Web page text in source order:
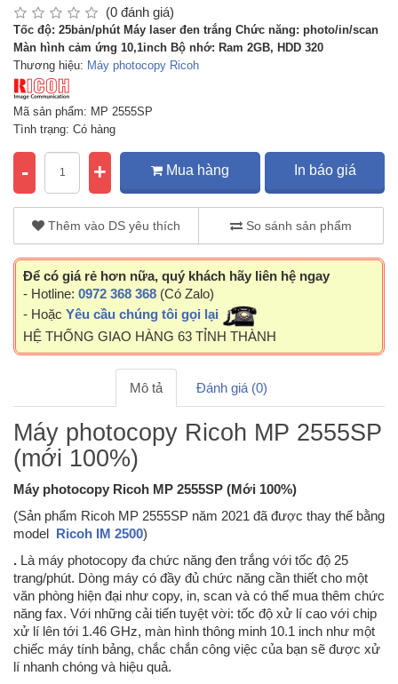
(0 đánh giá)
Tốc độ: 25bản/phút Máy laser đen trắng Chức năng: photo/in/scan
Màn hình cảm ứng 10,1inch Bộ nhớ: Ram 2GB, HDD 320
Thương hiệu: Máy photocopy Ricoh
Mã sản phẩm: MP 2555SP
Tình trạng: Có hàng
- + Mua hàng In báo giá
Thêm vào DS yêu thích So sánh sản phẩm
Để có giá rẻ hơn nữa, quý khách hãy liên hệ ngay
- Hotline: 0972 368 368 (Có Zalo)
- Hoặc Yêu cầu chúng tôi gọi lại
HỆ THỐNG GIAO HÀNG 63 TỈNH THÀNH
Mô tả Đánh giá (0)
Máy photocopy Ricoh MP 2555SP
(mới 100%)
Máy photocopy Ricoh MP 2555SP (Mới 100%)
(Sản phẩm Ricoh MP 2555SP năm 2021 đã được thay thế bằng
model Ricoh IM 2500)
. Là máy photocopy đa chức năng đen trắng với tốc độ 25
trang/phút. Dòng máy có đầy đủ chức năng cần thiết cho một
văn phòng hiện đại như copy, in, scan và có thể mua thêm chức
năng fax. Với những cải tiến tuyệt vời: tốc độ xử lí cao với chip
xử lí lên tới 1.46 GHz, màn hình thông minh 10.1 inch như một
chiếc máy tính bảng, chắc chắn công việc của bạn sẽ được xử
lí nhanh chóng và hiệu quả.